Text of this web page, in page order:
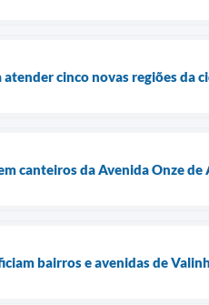
cinco novas regiões da
canteiros da Avenida Onze
bairros e avenidas de